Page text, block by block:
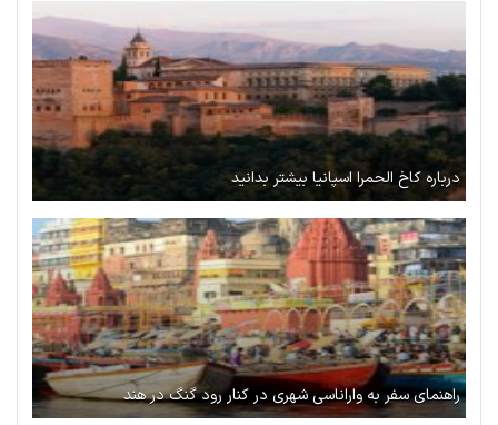
درباره کاخ الحمرا اسپانیا بیشتر بدانید
راهنمای سفر به واراناسی شهری در کنار رود گنگ در هند